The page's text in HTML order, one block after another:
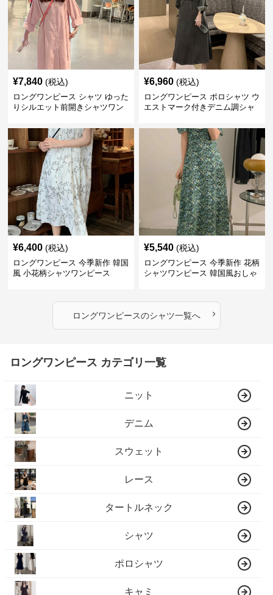
¥7,840 (税込)
ロングワンピース シャツ ゆった
りシルエット前開きシャツワン
¥6,960 (税込)
ロングワンピース ポロシャツ ウ
エストマーク付きデニム調シャ
¥6,400 (税込)
ロングワンピース 今季新作 韓国
風 小花柄シャツワンピース
¥5,540 (税込)
ロングワンピース 今季新作 花柄
シャツワンピース 韓国風おしゃ
ロングワンピースのシャツ一覧へ ›
ロングワンピース カテゴリ一覧
ニット
デニム
スウェット
レース
タートルネック
シャツ
ポロシャツ
キャミ